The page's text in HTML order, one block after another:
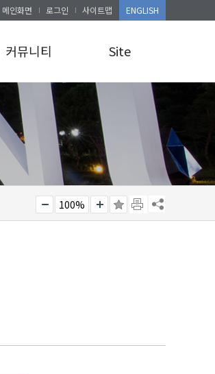
메인화면 로그인 사이트맵 ENGLISH
커뮤니티
공지사항
앨범게시판
Site
로그인
사이트맵
100%